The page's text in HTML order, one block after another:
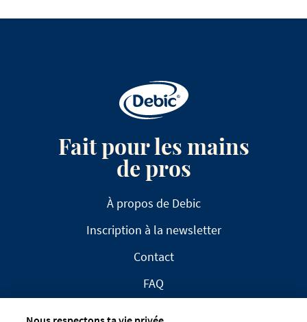
Fait pour les mains
de pros
À propos de Debic
Inscription à la newsletter
Contact
FAQ